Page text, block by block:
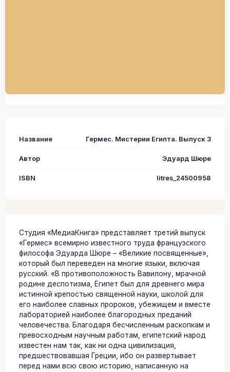
Название Гермес. Мистерии Египта. Выпуск 3
Автор Эдуард Шюре
ISBN litres_24500958
Студия «МедиаКнига» представляет третий выпуск
«Гермес» всемирно известного труда французского
философа Эдуарда Шюре – «Великие посвященные»,
который был переведен на многие языки, включая
русский. «В противоположность Вавилону, мрачной
родине деспотизма, Египет был для древнего мира
истинной крепостью священной науки, школой для
его наиболее славных пророков, убежищем и вместе
лабораторией наиболее благородных преданий
человечества. Благодаря бесчисленным раскопкам и
превосходным научным работам, египетский народ
известен нам так, как ни одна цивилизация,
предшествовавшая Греции, ибо он развертывает
перед нами всю свою историю, написанную на